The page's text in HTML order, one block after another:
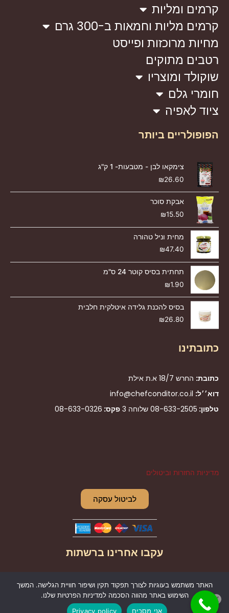
קרמים ומליות
קרמים מליות וחמאות ב-300 גרם
מחיות מרוכזות ופייסט
רטבים מתוקים
שוקולד ומוצריו
חומרי גלם
ציוד לאפיה
הפופולריים ביותר
צימקאו לבן - מטבעות- 1 ק"ג
₪26.60
אבקת סוכר
₪15.50
מחית וניל טהורה
₪47.40
תחתית בסיס קוטר 24 ס"מ
₪1.90
בסיס להכנת גלידה איטלקית חלבית
₪26.80
כתובתינו
כתובת: החרש 18/7 א.ת אילת
דוא׳׳ל: info@chefconditor.co.il
טלפון: 08-633-2505 שלוחה 3 פקס: 08-633-0326
מדיניות החזרות וביטולים
לביטול עסקה
עקבו אחרינו ברשתות
F
a
c
I
n
s
האתר משתמש בעוגיות לצורך תפקוד תקין ושיפור חוויית הגלישה. המשך
השימוש באתר מהווה הסכמה למדיניות הפרטיות שלנו.
אני מסכים
Privacy policy